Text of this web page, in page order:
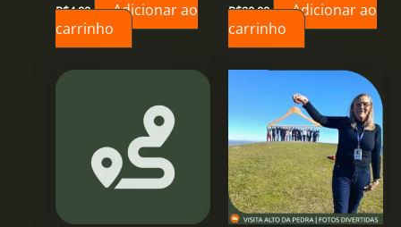
R$4,99
Adicionar ao
carrinho
R$90,00
Adicionar ao
carrinho